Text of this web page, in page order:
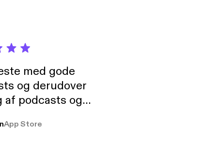
med gode
og derudover
podcasts og
pga
App Store